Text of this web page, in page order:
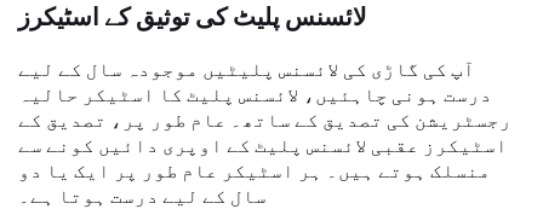
لائسنس پلیٹ کی توثیق کے اسٹیکرز
آپ کی گاڑی کی لائسنس پلیٹیں موجودہ سال کے لیے
درست ہونی چاہئیں، لائسنس پلیٹ کا اسٹیکر حالیہ
رجسٹریشن کی تصدیق کے ساتھ۔ عام طور پر، تصدیق کے
اسٹیکرز عقبی لائسنس پلیٹ کے اوپری دائیں کونے سے
منسلک ہوتے ہیں۔ ہر اسٹیکر عام طور پر ایک یا دو
سال کے لیے درست ہوتا ہے۔